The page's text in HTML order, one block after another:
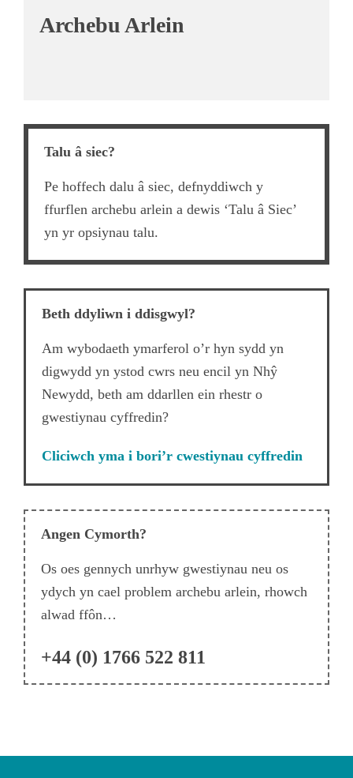
Archebu Arlein
Talu â siec?
Pe hoffech dalu â siec, defnyddiwch y
ffurflen archebu arlein a dewis ‘Talu â Siec’
yn yr opsiynau talu.
Beth ddyliwn i ddisgwyl?
Am wybodaeth ymarferol o’r hyn sydd yn
digwydd yn ystod cwrs neu encil yn Nhŷ
Newydd, beth am ddarllen ein rhestr o
gwestiynau cyffredin?
Cliciwch yma i bori’r cwestiynau cyffredin
Angen Cymorth?
Os oes gennych unrhyw gwestiynau neu os
ydych yn cael problem archebu arlein, rhowch
alwad ffôn…
+44 (0) 1766 522 811